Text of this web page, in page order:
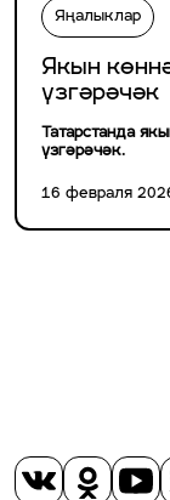
Яңалыклар
Якын
үзгәрәчәк
Татарстанда
үзгәрәчәк.
16 февраля